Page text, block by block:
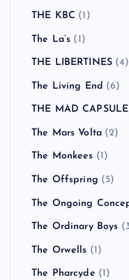
THE KBC (1)
The La’s (1)
THE LIBERTINES (4)
The Living End (6)
THE MAD
The Mars Volta (2)
The Monkees (1)
The Offspring (5)
The Ongoing
The Ordinary Boys
The Orwells (1)
The Pharcyde (1)